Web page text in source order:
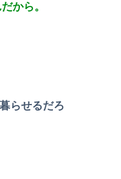
から。
らせるだろ